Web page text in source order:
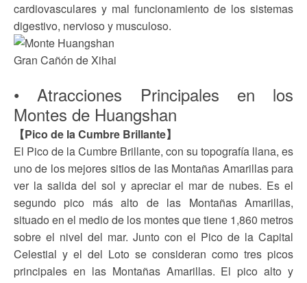
cardiovasculares y mal funcionamiento de los sistemas
digestivo, nervioso y musculoso.
Gran Cañón de Xihai
• Atracciones Principales en los
Montes de Huangshan
【Pico de la Cumbre Brillante】
El Pico de la Cumbre Brillante, con su topografía llana, es
uno de los mejores sitios de las Montañas Amarillas para
ver la salida del sol y apreciar el mar de nubes. Es el
segundo pico más alto de las Montañas Amarillas,
situado en el medio de los montes que tiene 1,860 metros
sobre el nivel del mar. Junto con el Pico de la Capital
Celestial y el del Loto se consideran como tres picos
principales en las Montañas Amarillas. El pico alto y